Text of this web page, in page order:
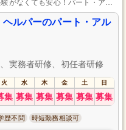
がなくても安心！パート・アル
スタイルに合わせて働けます。
供しませんか？詳しくはぜひお
ルパーのパート・アル
実務者研修、初任者研修
火 水 木 金 土 日
集 募集 募集 募集 募集 募集
歴不問 時短勤務相談可